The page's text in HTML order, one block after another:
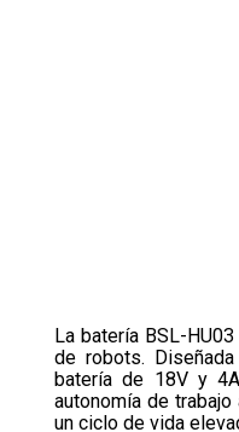
La batería BSL-
de robots.
batería de 18V y
autonomía de
un ciclo de vida